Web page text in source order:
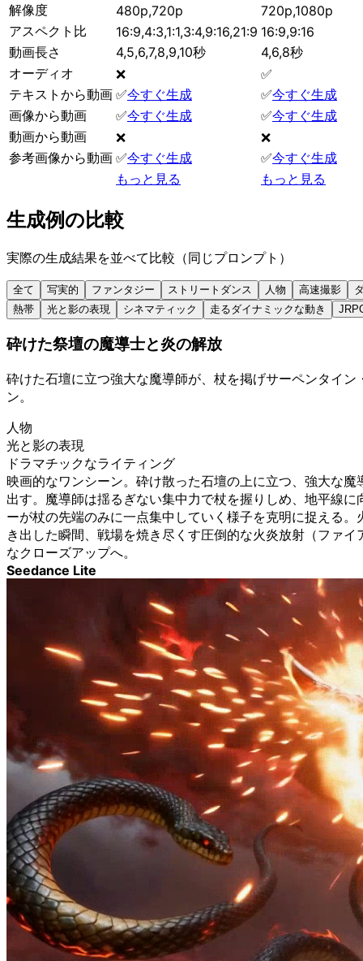
解像度 480p,720p
720p,1080p
アスペクト比
16:9,4:3,1:1,3:4,9:16,21:9 16:9,9:16
動画長さ
4,5,6,7,8,9,10秒
4,6,8秒
オーディオ
❌
✅
テキストから動画 ✅今すぐ生成 ✅今すぐ生成
画像から動画
✅今すぐ生成 ✅今すぐ生成
動画から動画
❌
❌
参考画像から動画 ✅今すぐ生成 ✅今すぐ生成
もっと見る
もっと見る
生成例の比較
実際の生成結果を並べて比較（同じプロンプト）
全て 写実的 ファンタジー ストリートダンス 人物 高速撮影
熱帯
光と影の表現 シネマティック 走るダイナミックな動き
砕けた祭壇の魔導士と炎の解放
砕けた石壇に立つ強大な魔導師が、杖を掲げサーペンタイ
ン。
人物
光と影の表現
ドラマチックなライティング
映画的なワンシーン。砕け散った石壇の上に立つ、強大な
出す。魔導師は揺るぎない集中力で杖を握りしめ、地平線
ーが杖の先端のみに一点集中していく様子を克明に捉える
き出した瞬間、戦場を焼き尽くす圧倒的な火炎放射（ファ
なクローズアップへ。
Seedance Lite